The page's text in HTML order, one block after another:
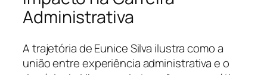
Administrativa
A trajetória de Eunice Silva ilustra como a
união entre experiência administrativa e o